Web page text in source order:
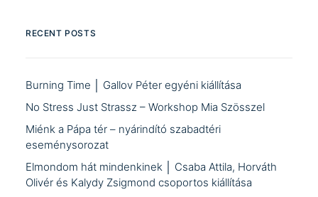
RECENT POSTS
Burning Time │ Gallov Péter egyéni kiállítása
No Stress Just Strassz – Workshop Mia Szösszel
Miénk a Pápa tér – nyárindító szabadtéri
eseménysorozat
Elmondom hát mindenkinek │ Csaba Attila, Horváth
Olivér és Kalydy Zsigmond csoportos kiállítása